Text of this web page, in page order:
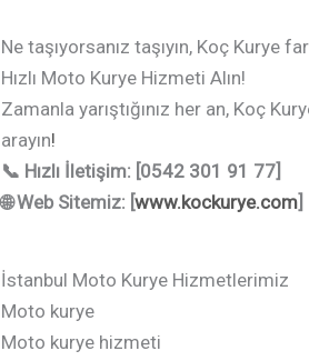
Ne taşıyorsanız taşıyın, Koç Kurye
Hızlı Moto Kurye Hizmeti Alın!
Zamanla yarıştığınız her an, Koç
arayın!
📞 Hızlı İletişim: [0542 301 91 77]
🌐 Web Sitemiz: [www.kockurye.com]
İstanbul Moto Kurye Hizmetlerimiz
Moto kurye
Moto kurye hizmeti